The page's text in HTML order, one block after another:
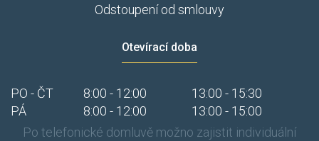
Odstoupení od smlouvy
Otevírací doba
PO - ČT 8:00 - 12:00
13:00 - 15:30
PÁ
8:00 - 12:00
13:00 - 15:00
Po telefonické domluvě možno zajistit individuální